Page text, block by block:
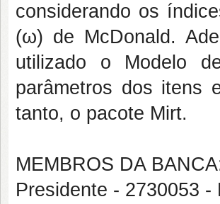
considerando os
(ω) de McDonald.
utilizado o Modelo
parâmetros dos itens
tanto, o pacote Mirt.
MEMBROS DA
Presidente - 2730053